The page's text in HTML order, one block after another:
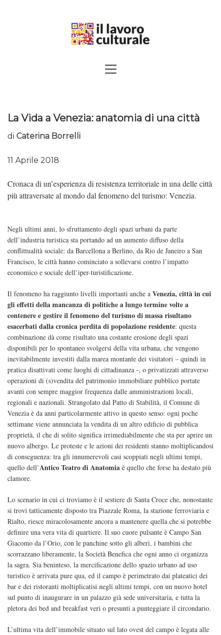
SAPERI, AFFACCIARSI SUL
Menu
La Vida a Venezia: anatomia di una città
di Caterina Borrelli
11 Aprile 2018
Cronaca di un’esperienza di resistenza territoriale in una delle città
più attraversate al mondo dal fenomeno del turismo: Venezia.
Negli ultimi anni, lo sfruttamento degli spazi urbani da parte
dell’industria turistica sta portando ad un aumento diffuso della
conflittualità sociale: da Barcellona a Berlino, da Rio de Janeiro a San
Francisco, le città hanno cominciato a sollevarsi contro l’impatto
economico e sociale dell’iper-turistificazione.
Il fenomeno ha raggiunto livelli importanti anche a Venezia, città in cui
gli effetti della mancanza di politiche a lungo termine volte a
contenere e gestire il fenomeno del turismo di massa risultano
esacerbati dalla cronica perdita di popolazione residente: questa
combinazione dà come risultato una costante erosione degli spazi
disponibili per lo spontaneo svolgersi della vita urbana, che vengono
inevitabilmente investiti dalla marea montante dei visitatori – quindi in
pratica disattivati come luoghi di cittadinanza -, o privatizzati attraverso
operazioni di (s)vendita del patrimonio immobiliare pubblico portate
avanti con sempre maggior frequenza dalle amministrazioni locali,
regionali e nazionali. Strangolato dal Patto di Stabilità, il Comune di
Venezia è da anni particolarmente attivo in questo senso: ogni poche
settimane viene annunciata la vendita di un altro edificio di pubblica
proprietà, il che di solito significa irrimediabilmente che sta per aprire un
nuovo albergo. Le proteste e le azioni dei residenti stanno moltiplicandosi
di conseguenza: tra gli innumerevoli casi scoppiati negli ultimi tempi,
quello dell’Antico Teatro di Anatomia è quello che forse ha destato più
clamore.
Lo scenario in cui ci troviamo è il sestiere di Santa Croce che, nonostante
si trovi tatticamente disposto tra Piazzale Roma, la stazione ferroviaria e
Rialto, riesce miracolosamente ancora a mantenere quella che si potrebbe
definire una vera vita di quartiere. Il suo cuore pulsante è Campo San
Giacomo da l’Orio, con le panchine sotto gli alberi, i bambini che
scorrazzano liberamente, la Società Benefica che ogni anno ci organizza
la sagra. Sia beninteso, la mercificazione dello spazio urbano ad uso
turistico è arrivata pure qua, ed il campo è perimetrato dai plateatici dei
bar e dei ristoranti moltiplicatisi negli ultimi tempi, con un nuovo hotel
sul punto di inaugurare in un palazzo già sede universitaria, e tutta la
pletora dei bed and breakfast veri o presunti a punteggiare il circondario.
L’ultima vita dell’immobile situato sul lato ovest del campo è legata alle